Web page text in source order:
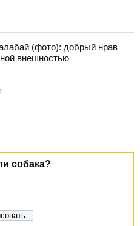
(фото): добрый нрав
внешностью
собака?